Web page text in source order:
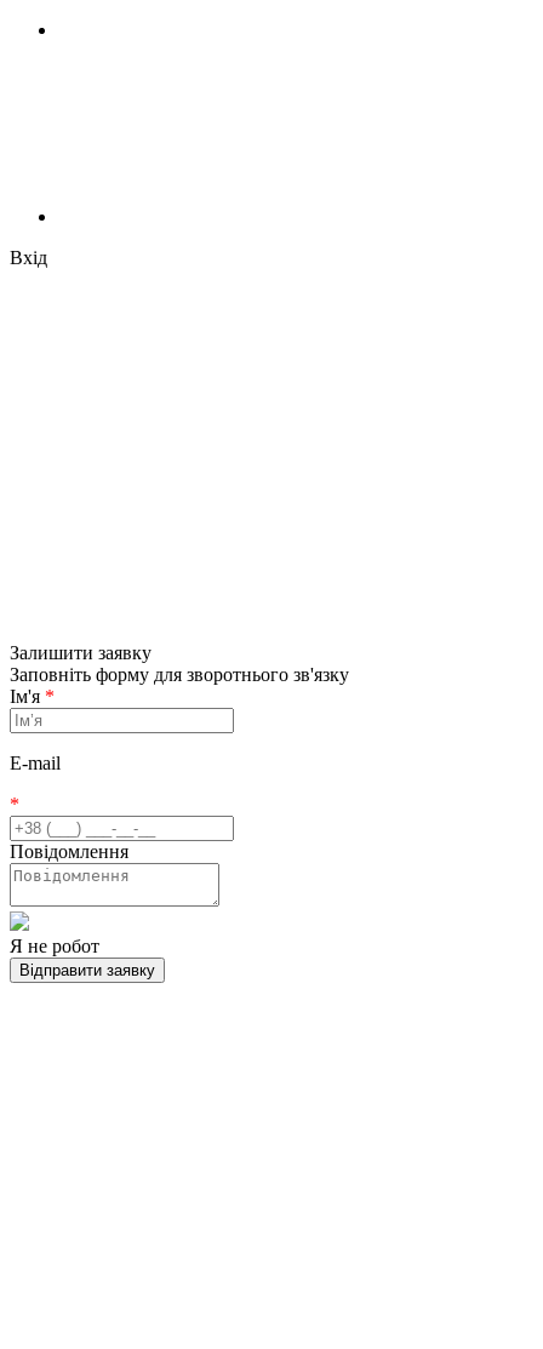
Вхід
Залишити заявку
Заповніть форму для зворотнього зв'язку
Ім'я *
E-mail
*
Повідомлення
Я не робот
Відправити заявку